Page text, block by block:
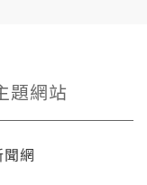
題網站
網